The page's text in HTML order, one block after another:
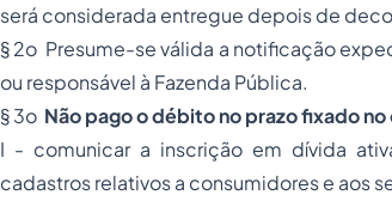
será considerada entregue depois de
§ 2o Presume-se válida a notificação
ou responsável à Fazenda Pública.
§ 3o Não pago o débito no prazo fixado
I - comunicar a inscrição em dívida
cadastros relativos a consumidores e aos